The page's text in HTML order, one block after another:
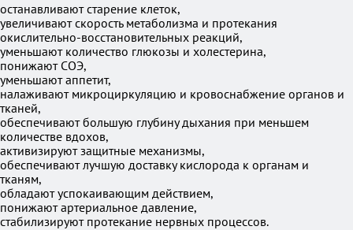
останавливают старение клеток,
увеличивают скорость метаболизма и протекания
окислительно-восстановительных реакций,
уменьшают количество глюкозы и холестерина,
понижают СОЭ,
уменьшают аппетит,
налаживают микроциркуляцию и кровоснабжение органов и
тканей,
обеспечивают большую глубину дыхания при меньшем
количестве вдохов,
активизируют защитные механизмы,
обеспечивают лучшую доставку кислорода к органам и
тканям,
обладают успокаивающим действием,
понижают артериальное давление,
стабилизируют протекание нервных процессов.